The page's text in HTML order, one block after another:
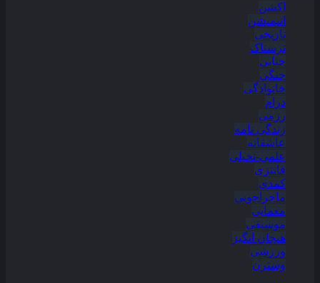
اکشن
انیمیشن
تاریخی
ترسناک
جنایی
جنگی
خانوادگی
درام
رزمی
زندگی نامه
عاشقانه
علمی-تخیلی
فانتزی
کمدی
ماجراجویی
معمایی
موسیقی
هیجان انگیز
ورزشی
وسترن